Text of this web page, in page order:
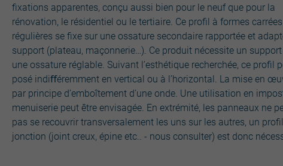
fixations apparentes, conçu aussi bien pour le neuf que pour la
rénovation, le résidentiel ou le tertiaire. Ce profil à formes carrées
régulières se fixe sur une ossature secondaire rapportée et
support (plateau, maçonnerie…). Ce produit nécessite un
une ossature réglable. Suivant l’esthétique recherchée, ce profil
posé indiﬀéremment en vertical ou à l’horizontal. La mise en
par principe d’emboîtement d’une onde. Une utilisation en
menuiserie peut être envisagée. En extrémité, les panneaux ne
pas se recouvrir transversalement les uns sur les autres, un
jonction (joint creux, épine etc.. - nous consulter) est donc